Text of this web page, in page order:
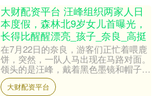
大财配资平台 汪峰组织两家人日
本度假，森林北9岁女儿首曝光，
长得比醒醒漂亮_孩子_奈良_高挺
在7月22日的奈良，游客们正忙着喂鹿
饼，突然，一队人马出现在马路对面。
领头的是汪峰，戴着黑色墨镜和帽子，
脸几乎被遮住；他牵着醒醒的弟弟，身
边还跟着森林北，牵着一....
大财配资平台